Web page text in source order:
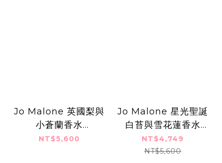
Jo Malone 英國梨與
小蒼蘭香水
(100ml)-10週年優雅
NT$5,600
Jo Malone 星光聖誕
白苔與雪花蓮香水
(100ml)
NT$4,749
NT$5,600